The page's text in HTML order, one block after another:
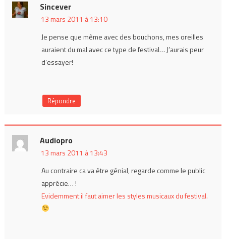
Sincever
13 mars 2011 à 13:10
Je pense que même avec des bouchons, mes oreilles
auraient du mal avec ce type de festival… J’aurais peur
d’essayer!
Répondre
Audiopro
13 mars 2011 à 13:43
Au contraire ca va être génial, regarde comme le public
apprécie… !
Evidemment il faut aimer les styles musicaux du festival.